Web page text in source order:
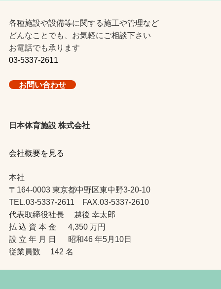
各種施設や設備等に関する施工や管理など
どんなことでも、お気軽にご相談下さい
お電話でも承ります
03-5337-2611
お問い合わせ
日本体育施設 株式会社
会社概要を見る
本社
〒164-0003 東京都中野区東中野3-20-10
TEL.03-5337-2611 FAX.03-5337-2610
代表取締役社長 越後 幸太郎
払 込 資 本 金 4,350 万円
設 立 年 月 日 昭和46 年5月10日
従業員数 142 名